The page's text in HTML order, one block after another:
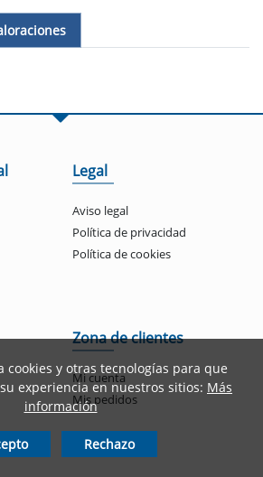
Legal
Aviso legal
Política de privacidad
Política de cookies
Zona de clientes
Mi cuenta
Mis pedidos
cookies y otras tecnologías para que
experiencia en nuestros sitios: Más
información
Rechazo